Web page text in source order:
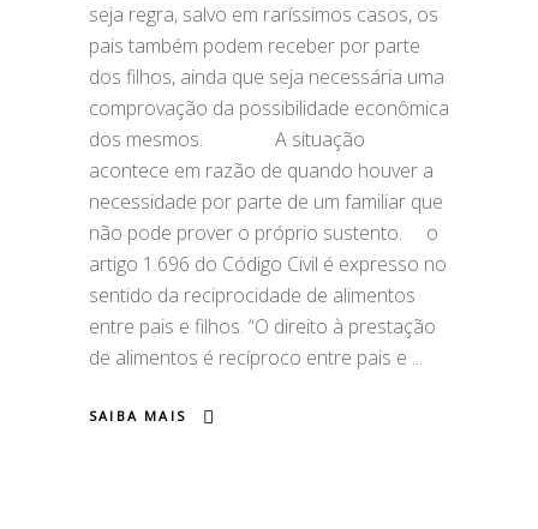
seja regra, salvo em raríssimos casos, os
pais também podem receber por parte
dos filhos, ainda que seja necessária uma
comprovação da possibilidade econômica
dos mesmos. ⠀ ⁣⠀⠀⠀ A situação
acontece em razão de quando houver a
necessidade por parte de um familiar que
não pode prover o próprio sustento. ⠀ o
artigo 1.696 do Código Civil é expresso no
sentido da reciprocidade de alimentos
entre pais e filhos. “O direito à prestação
de alimentos é recíproco entre pais e
SAIBA MAIS